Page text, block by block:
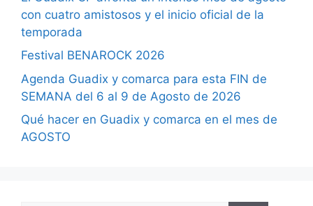
con cuatro amistosos y el inicio oficial de la
temporada
Festival BENAROCK 2026
Agenda Guadix y comarca para esta FIN de
SEMANA del 6 al 9 de Agosto de 2026
Qué hacer en Guadix y comarca en el mes de
AGOSTO